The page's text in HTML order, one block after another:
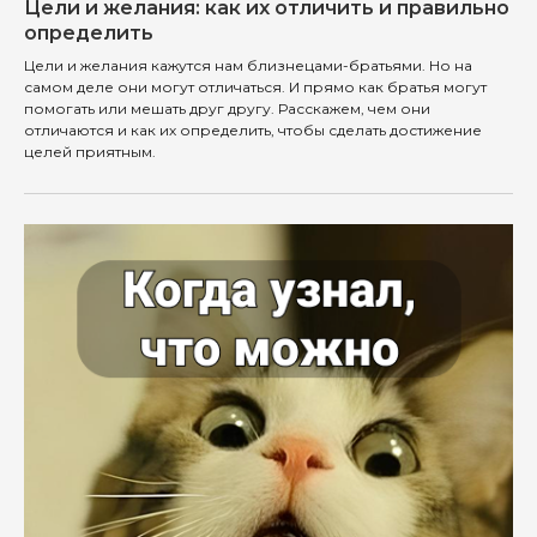
Цели и желания: как их отличить и правильно
определить
Цели и желания кажутся нам близнецами-братьями. Но на
самом деле они могут отличаться. И прямо как братья могут
помогать или мешать друг другу. Расскажем, чем они
отличаются и как их определить, чтобы сделать достижение
целей приятным.